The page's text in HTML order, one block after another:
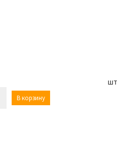
шт
В корзину